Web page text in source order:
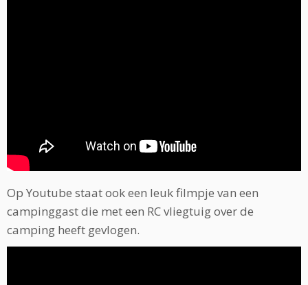
Op Youtube staat ook een leuk filmpje van een
campinggast die met een RC vliegtuig over de
camping heeft gevlogen.